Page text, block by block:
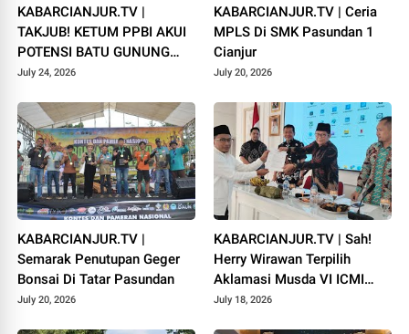
KABARCIANJUR.TV |
TAKJUB! KETUM PPBI AKUI
POTENSI BATU GUNUNG
PADANG
July 24, 2026
KABARCIANJUR.TV | Ceria
MPLS Di SMK Pasundan 1
Cianjur
July 20, 2026
KABARCIANJUR.TV |
Semarak Penutupan Geger
Bonsai Di Tatar Pasundan
July 20, 2026
KABARCIANJUR.TV | Sah!
Herry Wirawan Terpilih
Aklamasi Musda VI ICMI
Orda Cianjur
July 18, 2026